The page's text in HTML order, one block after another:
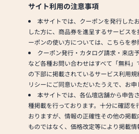
伝えください)
●訪問(はせがわの専門スタ
ッフがご相談や商品ご購入
のお手続きを致します)
≪お仏壇のはせがわよりお
客様へ≫
「仏壇や仏具をお探しでし
たら、ぜひお仏壇のはせが
わにお越しください。当店
は幅広い品揃えとリーズナ
ブルな価格でお客様をお迎
サイト利用の注意事項
本サイトでは、クーポンを発行した
した方に、商品券を進呈するサービス
ーポンの使い方については、こちらを参
クーポン発行・カタログ請求・来店
など各種お問い合わせはすべて「無料」
の下部に掲載されているサービス利用
リシーにご同意いただいたうえで、お申
本サイトでは、各仏壇店舗から申告
種掲載を行っております。十分に確認を
おりますが、情報の正確性その他の掲
ものではなく、価格改定等により掲載